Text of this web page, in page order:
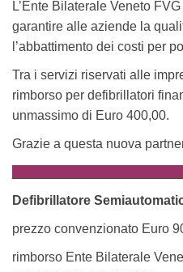
L’Ente Bilaterale Veneto
garantire alle aziende la
l’abbattimento dei costi per
Tra i servizi riservati alle
rimborso per defibrillatori
unmassimo di Euro 400,00.
Grazie a questa nuova
Defibrillatore
prezzo convenzionato Euro
rimborso Ente Bilaterale